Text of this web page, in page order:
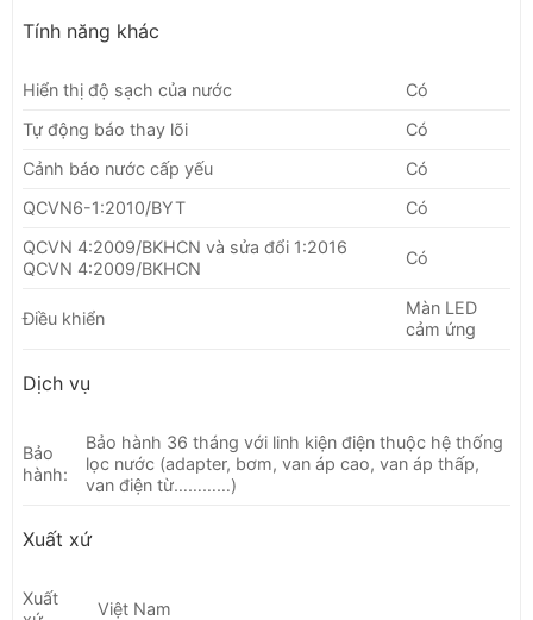
Tính năng khác
Hiển thị độ sạch của nước
Có
Tự động báo thay lõi
Có
Cảnh báo nước cấp yếu
Có
QCVN6-1:2010/BYT
Có
QCVN 4:2009/BKHCN và sửa đổi 1:2016
QCVN 4:2009/BKHCN
Có
Điều khiển
Màn LED
cảm ứng
Dịch vụ
Bảo
hành:
Bảo hành 36 tháng với linh kiện điện thuộc hệ thống
lọc nước (adapter, bơm, van áp cao, van áp thấp,
van điện từ…………)
Xuất xứ
Xuất
Việt Nam